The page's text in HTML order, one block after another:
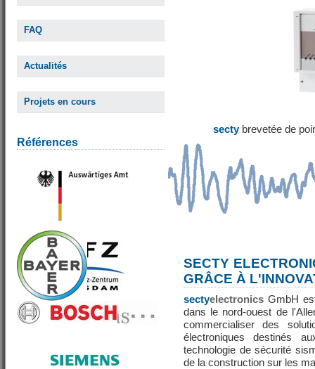
FAQ
Actualités
Projets en cours
Références
secty brevetée de
SECTY
GRÂCE À
sectyelectronics GmbH
dans le nord-ouest de
commercialiser des
électroniques destinés
technologie de sécurité
de la construction sur les